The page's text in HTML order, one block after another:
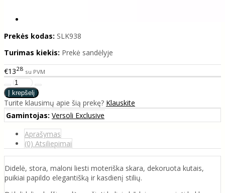
Prekės kodas: SLK938
Turimas kiekis: Prekė sandėlyje
€1328 su PVM
Turite klausimų apie šią prekę? Klauskite
Gamintojas: Versoli Exclusive
Aprašymas
(0) Atsiliepimai
Didelė, stora, maloni liesti moteriška skara, dekoruota kutais,
puikiai papildo elegantišką ir kasdienį stilių.